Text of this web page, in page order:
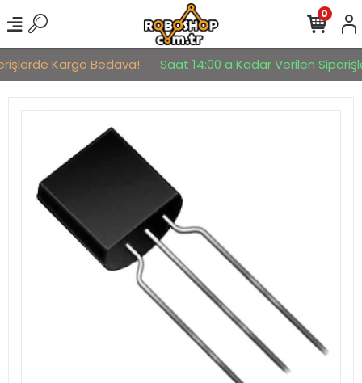
Kargo Bedava! Saat 14:00 a Kadar Verilen
0